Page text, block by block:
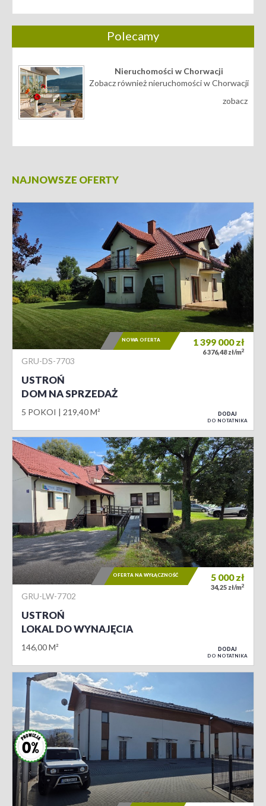
Polecamy
Nieruchomości w Chorwacji
Zobacz również nieruchomości w Chorwacji
zobacz
NAJNOWSZE OFERTY
GRU-DS-7703
USTROŃ
DOM NA SPRZEDAŻ
5 POKOI 219,40 M²
1 399 000zł
6 376,48 zł/m2
NOWA OFERTA
DODAJ
DO NOTATNIKA
GRU-LW-7702
USTROŃ
LOKAL DO WYNAJĘCIA
146,00 M²
5 000zł
34,25 zł/m2
OFERTA NA WYŁĄCZNOŚĆ
DODAJ
DO NOTATNIKA